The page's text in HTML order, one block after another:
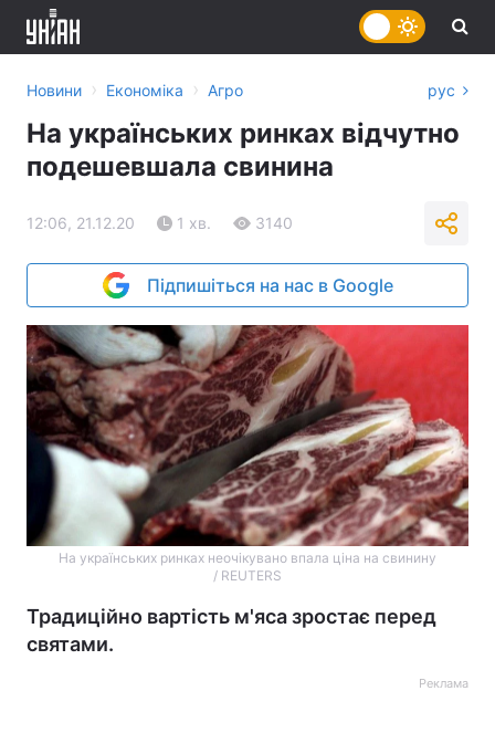
Новини › Економіка › Агро рус
На українських ринках відчутно
подешевшала свинина
12:06, 21.12.20 1 хв. 3140
Підпишіться на нас в Google
На українських ринках неочікувано впала ціна на свинину
/ REUTERS
Традиційно вартість м'яса зростає перед
святами.
Реклама